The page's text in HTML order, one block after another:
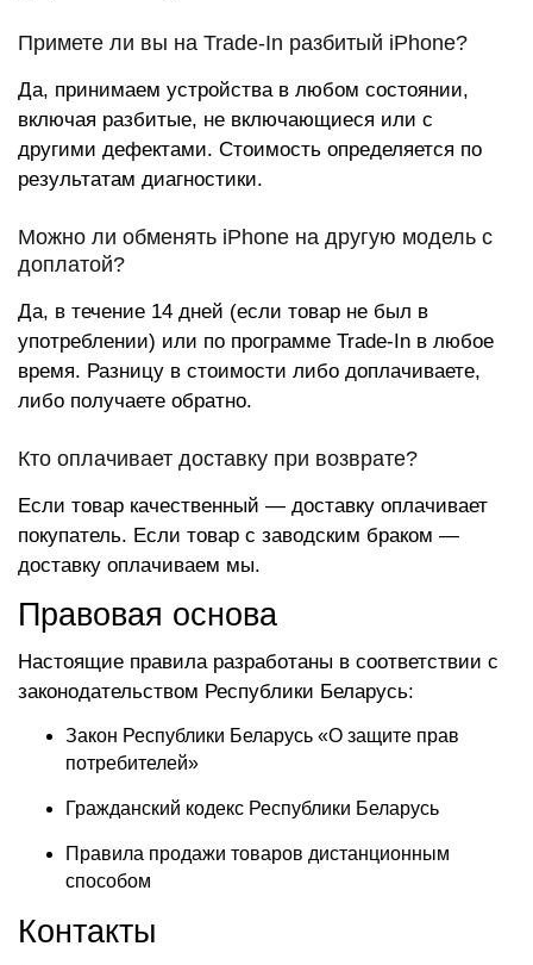
Примете ли вы на Trade-In разбитый iPhone?
Да, принимаем устройства в любом состоянии,
включая разбитые, не включающиеся или с
другими дефектами. Стоимость определяется по
результатам диагностики.
Можно ли обменять iPhone на другую модель с
доплатой?
Да, в течение 14 дней (если товар не был в
употреблении) или по программе Trade-In в любое
время. Разницу в стоимости либо доплачиваете,
либо получаете обратно.
Кто оплачивает доставку при возврате?
Если товар качественный — доставку оплачивает
покупатель. Если товар с заводским браком —
доставку оплачиваем мы.
Правовая основа
Настоящие правила разработаны в соответствии с
законодательством Республики Беларусь:
Закон Республики Беларусь «О защите прав
потребителей»
Гражданский кодекс Республики Беларусь
Правила продажи товаров дистанционным
способом
Контакты